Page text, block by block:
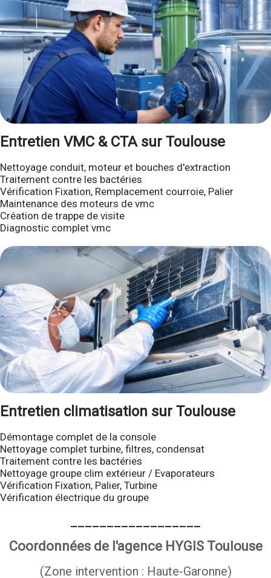
Entretien VMC & CTA sur Toulouse
Nettoyage conduit, moteur et bouches d'extraction
Traitement contre les bactéries
Vérification Fixation, Remplacement courroie, Palier
Maintenance des moteurs de vmc
Création de trappe de visite
Diagnostic complet vmc
Entretien climatisation sur Toulouse
Démontage complet de la console
Nettoyage complet turbine, filtres, condensat
Traitement contre les bactéries
Nettoyage groupe clim extérieur / Evaporateurs
Vérification Fixation, Palier, Turbine
Vérification électrique du groupe
Coordonnées de l'agence HYGIS Toulouse
(Zone intervention : Haute-Garonne)